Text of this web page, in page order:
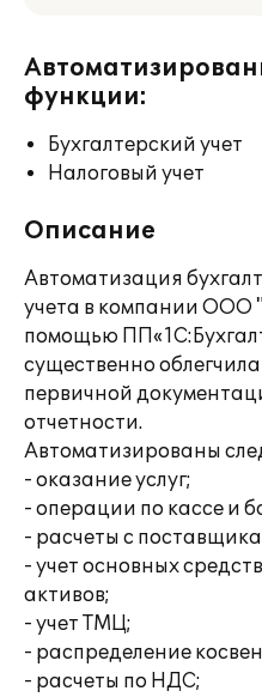
функции:
Бухгалтерский учет
Налоговый учет
Описание
Автоматизация
учета в компании ООО
помощью
существенно
первичной
отчетности.
Автоматизированы
- оказание услуг;
- операции по кассе и
- расчеты с
- учет основных
активов;
- учет ТМЦ;
- распределение
- расчеты по НДС;